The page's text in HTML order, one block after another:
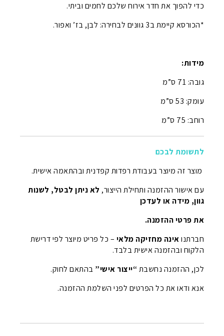
כדי להפוך את חדר אירוח שלכם לחמים וביתי.
*הכורסא קיימת ב3 גוונים לבחירה: לבן, בז’ ואפור.
מידות:
גובה: 71 ס”מ
עומק: 53 ס”מ
רוחב: 75 ס”מ
לתשומת לבכם
מוצר זה מיוצר בעבודת רפדות קפדנית ובהתאמה אישית.
עם אישור ההזמנה ותחילת הייצור, לא ניתן לבטל, לשנות
גוון, מידה או לעדכן
את פרטי ההזמנה.
חברתנואינה מחזיקה מלאי – כל פריט מיוצר לפי דרישת
הלקוח ובהזמנה אישית בלבד.
לכן, ההזמנה נחשבת “ייצור אישי” בהתאם לחוק.
אנא ודאו את כל הפרטים לפני השלמת ההזמנה.